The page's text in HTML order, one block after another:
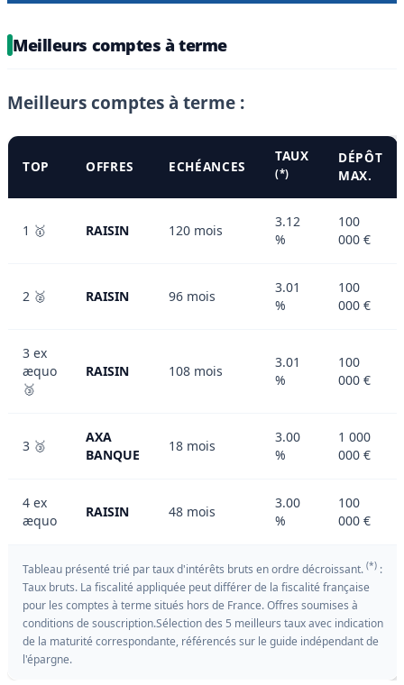
Meilleurs comptes à terme
Meilleurs comptes à terme :
TOP OFFRES ECHÉANCES
TAUX
(*)
DÉPÔT
MAX.
1 🥇 RAISIN 120 mois
3.12
%
100
000 €
2 🥈 RAISIN 96 mois
3.01
%
100
000 €
3 ex
æquo
🥉
RAISIN 108 mois
3.01
%
100
000 €
3 🥉
AXA
BANQUE
18 mois
3.00
%
1 000
000 €
4 ex
æquo
RAISIN 48 mois
3.00
%
100
000 €
Tableau présenté trié par taux d'intérêts bruts en ordre décroissant. (*) :
Taux bruts. La fiscalité appliquée peut différer de la fiscalité française
pour les comptes à terme situés hors de France. Offres soumises à
conditions de souscription.Sélection des 5 meilleurs taux avec indication
de la maturité correspondante, référencés sur le guide indépendant de
l'épargne.